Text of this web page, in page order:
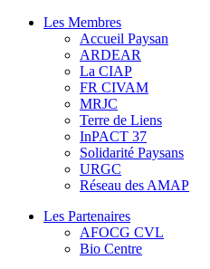
Les Membres
Accueil Paysan
ARDEAR
La CIAP
FR CIVAM
MRJC
Terre de Liens
InPACT 37
Solidarité Paysans
URGC
Réseau des AMAP
Les Partenaires
AFOCG CVL
Bio Centre